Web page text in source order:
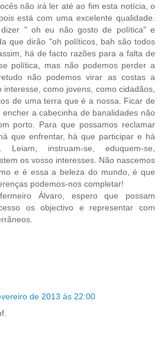
não irá ler até ao fim esta notícia, o
está com uma excelente qualidade.
" oh eu não gosto de política" e
que dirão "oh políticos, bah são todos
há de facto razões para a falta de
política, mas não podemos perder a
não podemos virar as costas a
como jovens, como cidadãos,
de uma terra que é a nossa. Ficar de
encher a cabecinha de banalidades não
porto. Para que possamos reclamar
que enfrentar, há que participar e há
instruam-se, eduquem-se,
os vosso interesses. Não nascemos
e é essa a beleza do mundo, é que
podemos-nos completar!
Álvaro, espero que possam
os objectivo e representar com
de 2013 às 22:00